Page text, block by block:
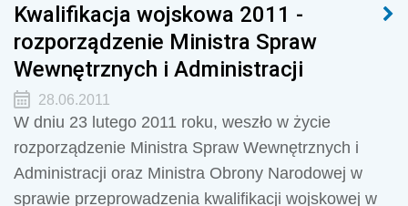
Kwalifikacja wojskowa 2011 -
rozporządzenie Ministra Spraw
Wewnętrznych i Administracji
28.06.2011
W dniu 23 lutego 2011 roku, weszło w życie
rozporządzenie Ministra Spraw Wewnętrznych i
Administracji oraz Ministra Obrony Narodowej w
sprawie przeprowadzenia kwalifikacji wojskowej w